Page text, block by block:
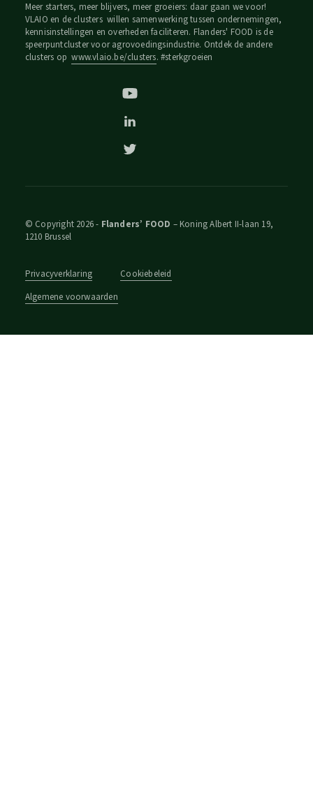
Meer starters, meer blijvers, meer groeiers: daar gaan we voor!
VLAIO en de clusters willen samenwerking tussen ondernemingen,
kennisinstellingen en overheden faciliteren. Flanders' FOOD is de
speerpuntcluster voor agrovoedingsindustrie. Ontdek de andere
clusters opwww.vlaio.be/clusters. #sterkgroeien
© Copyright 2026 - Flanders’ FOOD – Koning Albert II-laan 19,
1210 Brussel
Privacyverklaring
Cookiebeleid
Algemene voorwaarden